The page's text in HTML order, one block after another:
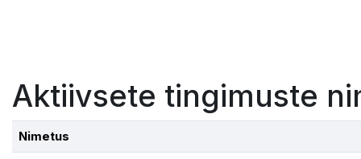
Aktiivsete tingimuste
Nimetus